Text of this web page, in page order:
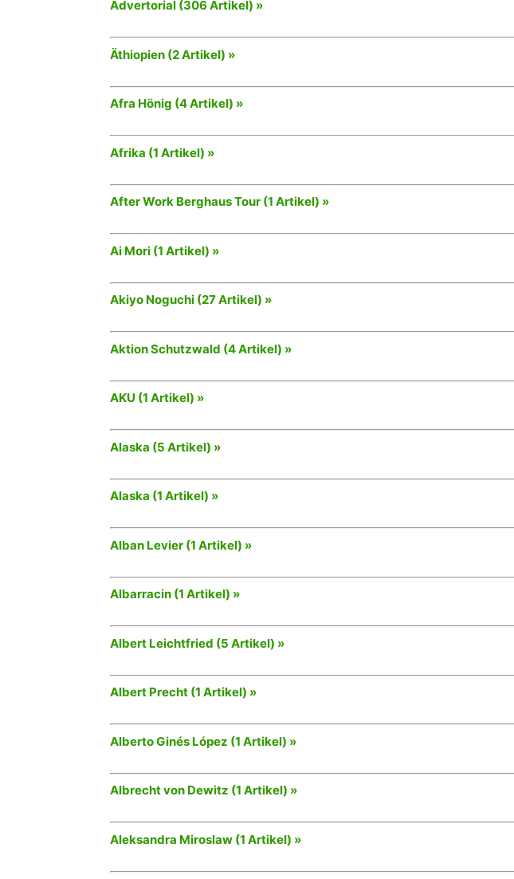
Advertorial (306 Artikel) »
Äthiopien (2 Artikel) »
Afra Hönig (4 Artikel) »
Afrika (1 Artikel) »
After Work Berghaus Tour (1 Artikel) »
Ai Mori (1 Artikel) »
Akiyo Noguchi (27 Artikel) »
Aktion Schutzwald (4 Artikel) »
AKU (1 Artikel) »
Alaska (5 Artikel) »
Alaska (1 Artikel) »
Alban Levier (1 Artikel) »
Albarracin (1 Artikel) »
Albert Leichtfried (5 Artikel) »
Albert Precht (1 Artikel) »
Alberto Ginés López (1 Artikel) »
Albrecht von Dewitz (1 Artikel) »
Aleksandra Miroslaw (1 Artikel) »